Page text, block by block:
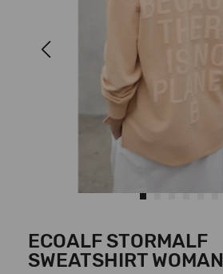
ECOALF STORMALF
SWEATSHIRT WOMAN